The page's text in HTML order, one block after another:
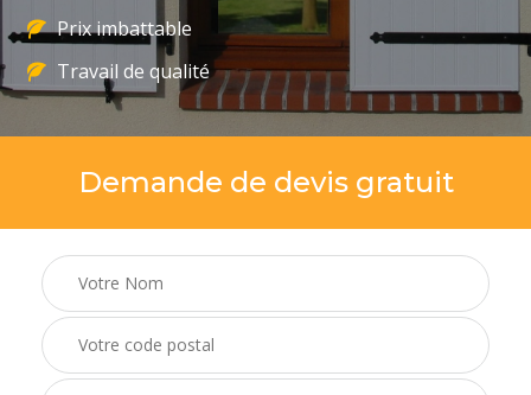
Prix imbattable
Travail de qualité
Demande de devis gratuit